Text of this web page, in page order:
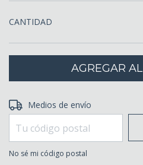
CANTIDAD
Entregas para el CP:
Medios de envío
No sé mi código postal